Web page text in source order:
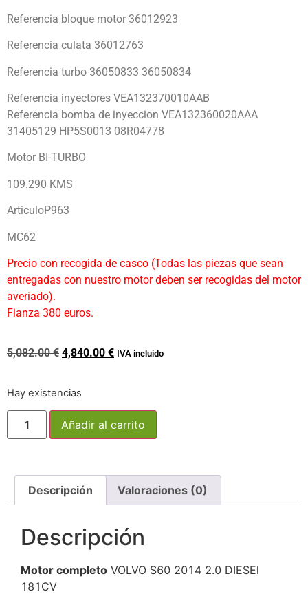
Referencia bloque motor 36012923
Referencia culata 36012763
Referencia turbo 36050833 36050834
Referencia inyectores VEA132370010AAB
Referencia bomba de inyeccion VEA132360020AAA
31405129 HP5S0013 08R04778
Motor BI-TURBO
109.290 KMS
ArticuloP963
MC62
Precio con recogida de casco (Todas las piezas que sean
entregadas con nuestro motor deben ser recogidas del motor
averiado).
Fianza 380 euros.
5,082.00€ 4,840.00 € IVA incluido
Hay existencias
Añadir al carrito
Descripción Valoraciones (0)
Descripción
Motor completo VOLVO S60 2014 2.0 DIESEl
181CV